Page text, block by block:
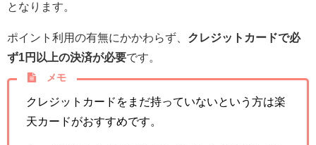
となります。
ポイント利用の有無にかかわらず、 クレジットカードで必
ず1円以上の決済が必要です。
メモ
クレジットカードをまだ持っていないという方は楽
天カードがおすすめです。